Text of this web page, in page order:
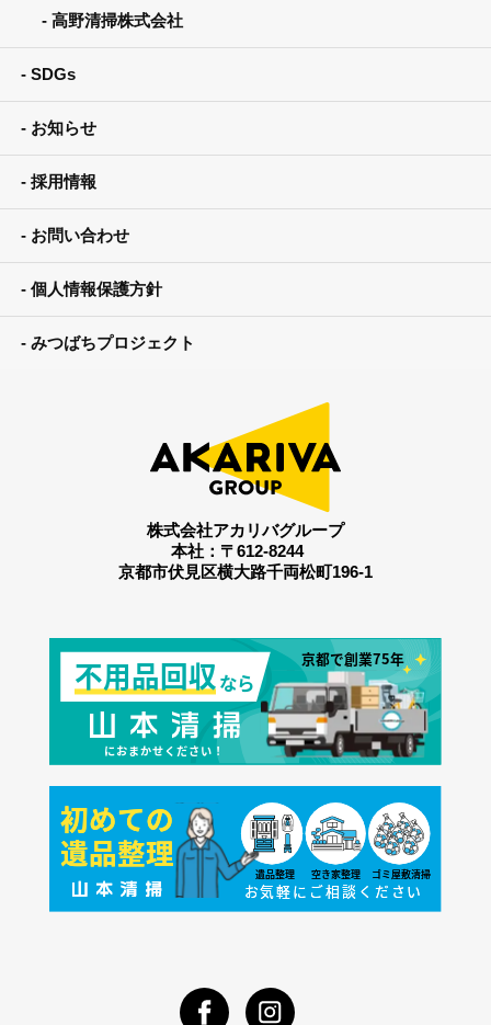
高野清掃株式会社
SDGs
お知らせ
採用情報
お問い合わせ
個人情報保護方針
みつばちプロジェクト
株式会社アカリバグループ
本社：〒612-8244
京都市伏見区横大路千両松町196-1